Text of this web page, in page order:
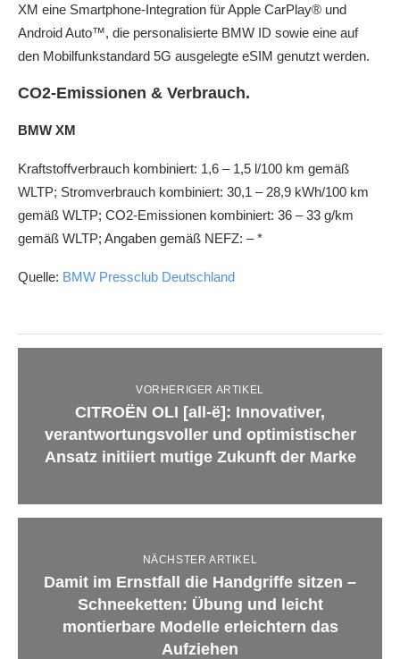
XM eine Smartphone-Integration für Apple CarPlay® und
Android Auto™, die personalisierte BMW ID sowie eine auf
den Mobilfunkstandard 5G ausgelegte eSIM genutzt werden.
CO2-Emissionen & Verbrauch.
BMW XM
Kraftstoffverbrauch kombiniert: 1,6 – 1,5 l/100 km gemäß
WLTP; Stromverbrauch kombiniert: 30,1 – 28,9 kWh/100 km
gemäß WLTP; CO2-Emissionen kombiniert: 36 – 33 g/km
gemäß WLTP; Angaben gemäß NEFZ: – *
Quelle: BMW Pressclub Deutschland
VORHERIGER ARTIKEL
CITROËN OLI [all-ë]: Innovativer,
verantwortungsvoller und optimistischer
Ansatz initiiert mutige Zukunft der Marke
NÄCHSTER ARTIKEL
Damit im Ernstfall die Handgriffe sitzen –
Schneeketten: Übung und leicht
montierbare Modelle erleichtern das
Aufziehen